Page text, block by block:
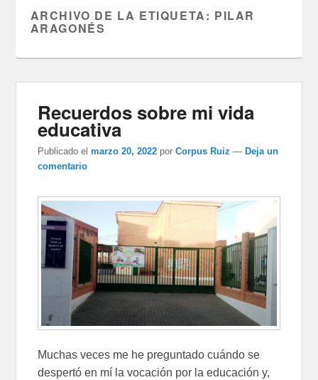
ARCHIVO DE LA ETIQUETA: PILAR
ARAGONÉS
Recuerdos sobre mi vida
educativa
Publicado el marzo 20, 2022 porCorpus Ruiz — Deja un
comentario
Muchas veces me he preguntado cuándo se
despertó en mí la vocación por la educación y,